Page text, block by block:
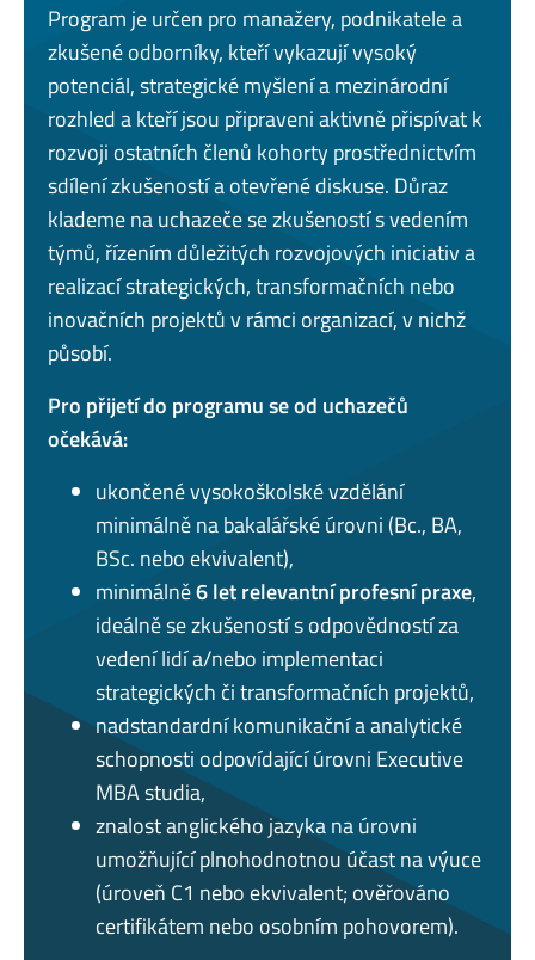
Program je určen pro manažery, podnikatele a
zkušené odborníky, kteří vykazují vysoký
potenciál, strategické myšlení a mezinárodní
rozhled a kteří jsou připraveni aktivně přispívat k
rozvoji ostatních členů kohorty prostřednictvím
sdílení zkušeností a otevřené diskuse. Důraz
klademe na uchazeče se zkušeností s vedením
týmů, řízením důležitých rozvojových iniciativ a
realizací strategických, transformačních nebo
inovačních projektů v rámci organizací, v nichž
působí.
Pro přijetí do programu se od uchazečů
očekává:
ukončené vysokoškolské vzdělání
minimálně na bakalářské úrovni (Bc., BA,
BSc. nebo ekvivalent),
minimálně6 let relevantní profesní praxe,
ideálně se zkušeností s odpovědností za
vedení lidí a/nebo implementaci
strategických či transformačních projektů,
nadstandardní komunikační a analytické
schopnosti odpovídající úrovni Executive
MBA studia,
znalost anglického jazyka na úrovni
umožňující plnohodnotnou účast na výuce
(úroveň C1 nebo ekvivalent; ověřováno
certifikátem nebo osobním pohovorem).